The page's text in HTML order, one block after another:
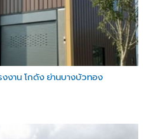
งาน โกดัง ย่านบางบัวทอง